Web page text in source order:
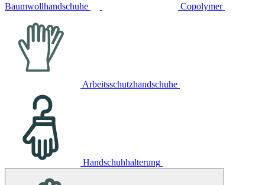
Baumwollhandschuhe Copolymer
Arbeitsschutzhandschuhe
Handschuhhalterung